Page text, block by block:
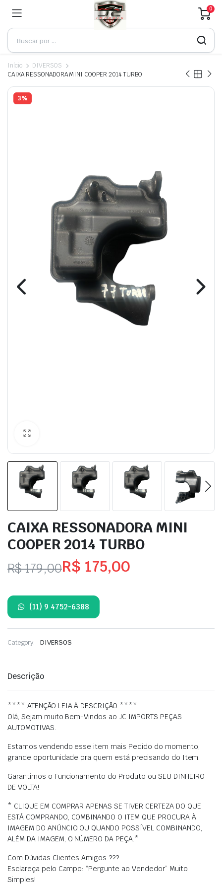
0
Início
DIVERSOS
CAIXA RESSONADORA MINI COOPER 2014 TURBO
3%
CAIXA RESSONADORA MINI
COOPER 2014 TURBO
R$179,00
preço
original
era:
R$ 175,00
preço
atual
é:
(11) 9 4752-6388
Category: DIVERSOS
Descrição
**** ATENÇÃO LEIA À DESCRIÇÃO ****
Olá, Sejam muito Bem-Vindos ao JC IMPORTS PEÇAS
AUTOMOTIVAS.
Estamos vendendo esse item mais Pedido do momento,
grande oportunidade pra quem está precisando do Item.
Garantimos o Funcionamento do Produto ou SEU DINHEIRO
DE VOLTA!
* CLIQUE EM COMPRAR APENAS SE TIVER CERTEZA DO QUE
ESTÁ COMPRANDO, COMBINANDO O ITEM QUE PROCURA À
IMAGEM DO ANÚNCIO OU QUANDO POSSÍVEL COMBINANDO,
ALÉM DA IMAGEM, O NÚMERO DA PEÇA.*
Com Dúvidas Clientes Amigos ???
Esclareça pelo Campo: “Pergunte ao Vendedor” Muito
Simples!